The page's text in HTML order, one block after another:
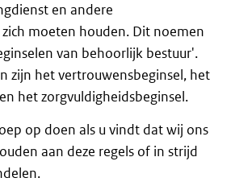
en andere
moeten houden. Dit noemen
van behoorlijk bestuur'.
zijn het vertrouwensbeginsel, het
het zorgvuldigheidsbeginsel.
op doen als u vindt dat wij ons
aan deze regels of in strijd